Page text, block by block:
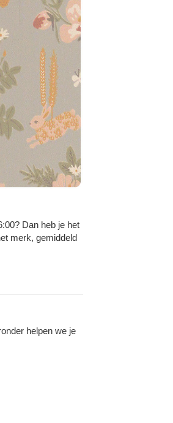
Dan heb je het
merk, gemiddeld
helpen we je